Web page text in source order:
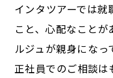
インタツアーでは
こと、心配なこと
ルジュが親身になっ
正社員でのご相談は